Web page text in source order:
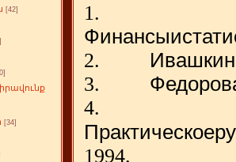
[42]
[34]
1.
Финансыи
2. Ивашкин
3.
4.
Практическое
1994.